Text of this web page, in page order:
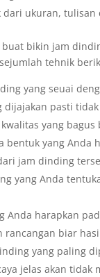
ukuran,
bikin jam
tehnik
yang seuai
dijajakan pasti
yang
bentuk yang
jam dinding
yang Anda
Anda harapkan
biar
yang paling
jelas akan